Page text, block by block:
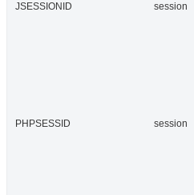
JSESSIONID session
PHPSESSID session